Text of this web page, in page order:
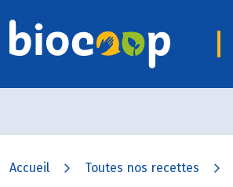
Accueil Toutes nos recettes